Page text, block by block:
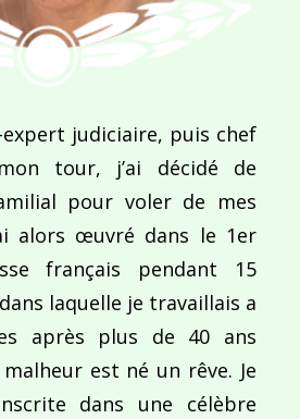
expert judiciaire, puis chef
tour, j’ai décidé de
pour voler de mes
alors œuvré dans le 1er
français pendant 15
laquelle je travaillais a
après plus de 40 ans
malheur est né un rêve. Je
dans une célèbre